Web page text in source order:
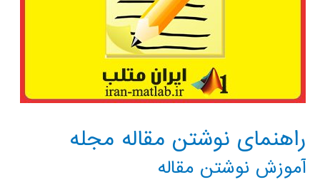
راهنمای نوشتن مقاله مجله
آموزش نوشتن مقاله